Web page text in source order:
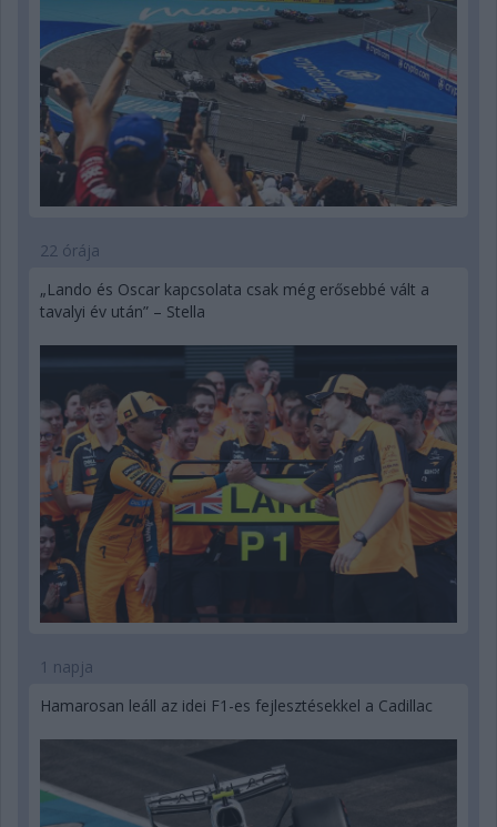
22 órája
„Lando és Oscar kapcsolata csak még erősebbé vált a
tavalyi év után” – Stella
1 napja
Hamarosan leáll az idei F1-es fejlesztésekkel a Cadillac